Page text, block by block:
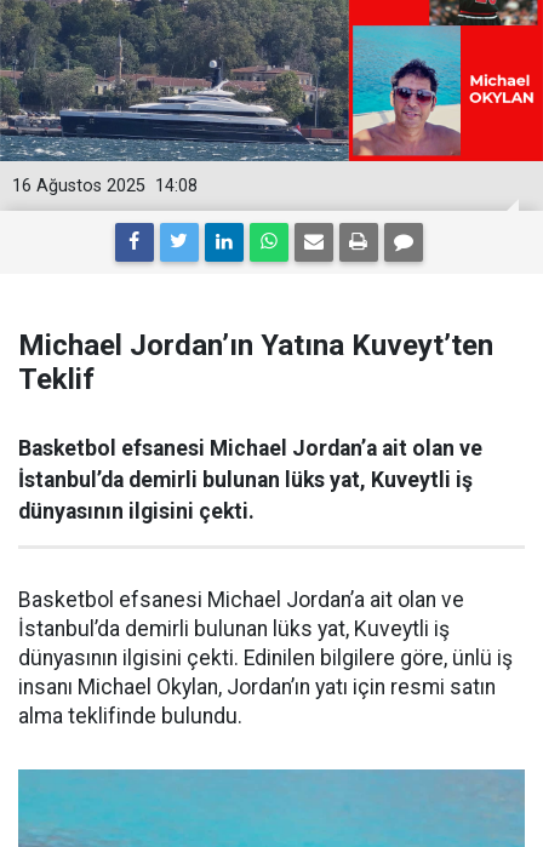
14:08
16 Ağustos 2025
Michael Jordan’ın Yatına Kuveyt’ten
Teklif
Basketbol efsanesi Michael Jordan’a ait olan ve
İstanbul’da demirli bulunan lüks yat, Kuveytli iş
dünyasının ilgisini çekti.
Basketbol efsanesi Michael Jordan’a ait olan ve
İstanbul’da demirli bulunan lüks yat, Kuveytli iş
dünyasının ilgisini çekti. Edinilen bilgilere göre, ünlü iş
insanı Michael Okylan, Jordan’ın yatı için resmi satın
alma teklifinde bulundu.